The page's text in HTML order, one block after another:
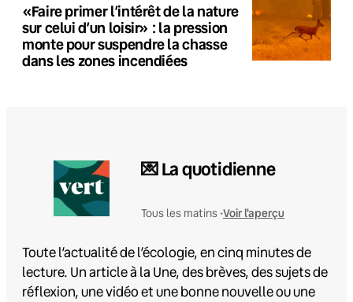
«Faire primer l’intérêt de la nature
sur celui d’un loisir» : la pression
monte pour suspendre la chasse
dans les zones incendiées
💌 La quotidienne
Tous les matins •Voir l'aperçu
Toute l’actualité de l’écologie, en cinq minutes de
lecture. Un article à la Une, des brèves, des sujets de
réflexion, une vidéo et une bonne nouvelle ou une